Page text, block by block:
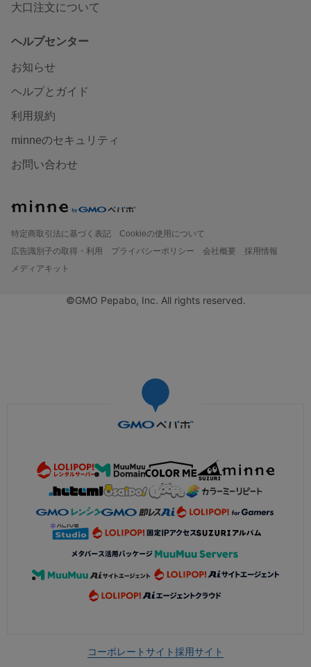
大口注文について
ヘルプセンター
お知らせ
ヘルプとガイド
利用規約
minneのセキュリティ
お問い合わせ
特定商取引法に基づく表記
Cookieの使用について
広告識別子の取得・利用
プライバシーポリシー 会社概要
採用情報
メディアキット
©GMO Pepabo, Inc. All rights reserved.
コーポレートサイト採用サイト